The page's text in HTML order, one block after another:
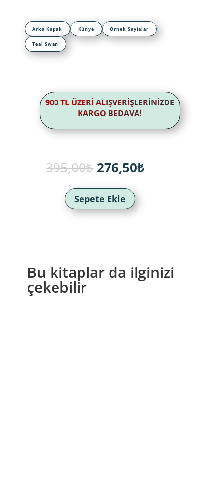
Arka Kapak Künye Örnek Sayfalar
Teal Swan
900 TL ÜZERİ ALIŞVERİŞLERİNİZDE
KARGO BEDAVA!
395,00₺ Orijinal
fiyat:
395,00₺.
276,50₺Şu
Sepete Ekle
Bu kitaplar da ilginizi
çekebilir